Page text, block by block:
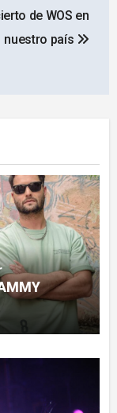
de WOS en
nuestro país